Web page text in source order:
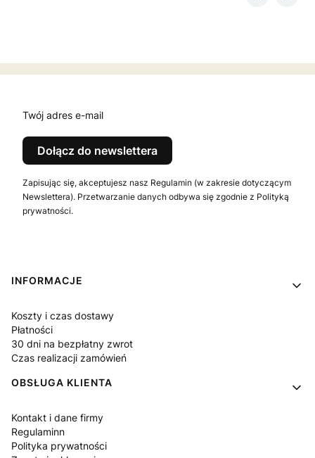
Twój adres e-mail
Dołącz do newslettera
Zapisując się, akceptujesz nasz Regulamin (w zakresie dotyczącym
Newslettera). Przetwarzanie danych odbywa się zgodnie z Polityką
prywatności.
Linki w stopce
INFORMACJE
Koszty i czas dostawy
Płatności
30 dni na bezpłatny zwrot
Czas realizacji zamówień
OBSŁUGA KLIENTA
Kontakt i dane firmy
Regulaminn
Polityka prywatności